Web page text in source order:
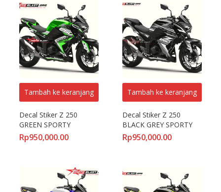
Tambah ke keranjang
Decal Stiker Z 250
GREEN SPORTY
Rp950,000.00
Tambah ke keranjang
Decal Stiker Z 250
BLACK GREY SPORTY
Rp950,000.00